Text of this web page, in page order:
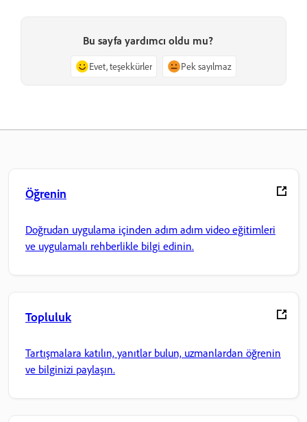
Bu sayfa yardımcı oldu mu?
Evet, teşekkürler Pek sayılmaz
Öğrenin
Doğrudan uygulama içinden adım adım video eğitimleri
ve uygulamalı rehberlikle bilgi edinin.
Topluluk
Tartışmalara katılın, yanıtlar bulun, uzmanlardan öğrenin
ve bilginizi paylaşın.